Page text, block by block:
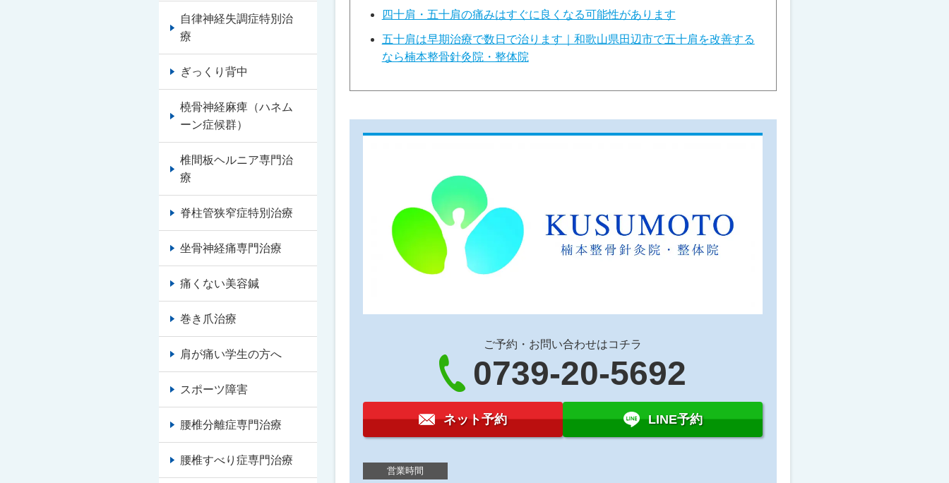
四十肩・五十肩の痛みはすぐに良くなる可能性があります
五十肩は早期治療で数日で治ります｜和歌山県田辺市で五十肩を改善する
なら楠本整骨針灸院・整体院
ご予約・お問い合わせはコチラ
0739-20-5692
ネット予約 LINE予約
営業時間
自律神経失調症特別治
療
ぎっくり背中
橈骨神経麻痺（ハネム
ーン症候群）
椎間板ヘルニア専門治
療
脊柱管狭窄症特別治療
坐骨神経痛専門治療
痛くない美容鍼
巻き爪治療
肩が痛い学生の方へ
スポーツ障害
腰椎分離症専門治療
腰椎すべり症専門治療